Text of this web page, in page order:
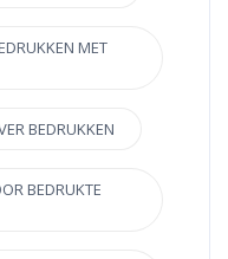
MET
BEDRUKKEN
BEDRUKTE